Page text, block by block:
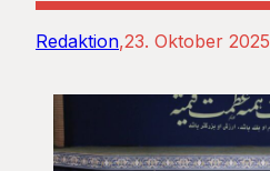
Redaktion 23. Oktober 2025